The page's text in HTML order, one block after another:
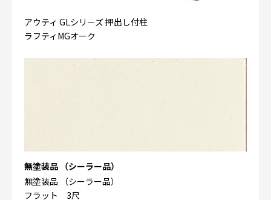
アウティ GLシリーズ 押出し付柱
ラフティMGオーク
無塗装品 （シーラー品）
無塗装品 （シーラー品）
フラット 3尺